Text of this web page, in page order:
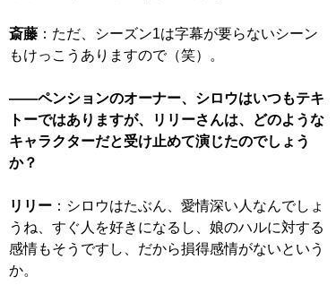
斎藤 ：ただ、シーズン1は字幕が要らないシーン
もけっこうありますので（笑）。
――ペンションのオーナー、シロウはいつもテキ
トーではありますが、リリーさんは、どのような
キャラクターだと受け止めて演じたのでしょう
か？
リリー ：シロウはたぶん、愛情深い人なんでしょ
うね、すぐ人を好きになるし、娘のハルに対する
感情もそうですし、だから損得感情がないという
か。